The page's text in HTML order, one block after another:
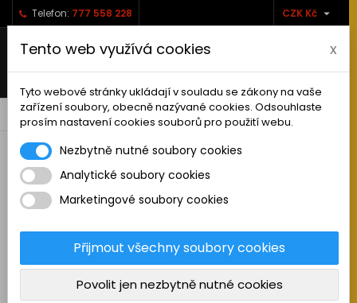
Telefon: 777 558 228 CZK Kč 
   shopping_cart0
RC AUTA
Sestavená auta elektro
Stavebnice aut elektro
Auta na spalovací motor
Náhradní díly
Tento web využívá cookies x
Tyto webové stránky ukládají v souladu se zákony na vaše
zařízení soubory, obecně nazývané cookies. Odsouhlaste
prosím nastavení cookies souborů pro použití webu.
Nezbytně nutné soubory cookies
Analytické soubory cookies
Marketingové soubory cookies
Přijmout všechny soubory cookies
Povolit jen nezbytně nutné cookies